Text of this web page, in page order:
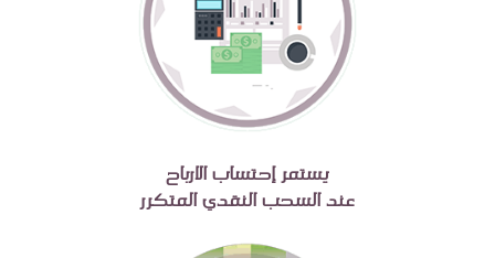
يستمر إحتساب الارباح
عند السحب النقدي المتكرر